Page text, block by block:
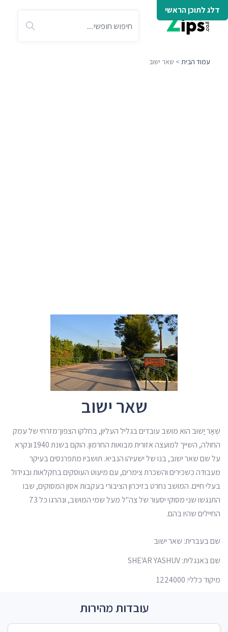
דלג לתוכן הראשי
עמוד הבית > שאר ישוב
שאר ישוב
שְׁאָר יָשׁוּב הוא מושב עובדים בגליל העליון, בחלקו הצפון־מזרחי של עמק
החולה, השייך למועצה אזורית מבואות החרמון. הוקם בשנת 1940 ונקרא
על שם שאר ישוב, בנו של ישעיהו הנביא. תושביו מתפרנסים בעיקר
מעבודה כשכירים והשכרת צימרים, עם מיעוט העוסקים בחקלאות ובגידול
בעלי חיים. המושב נחרט בזיכרון הציבורי בעקבות אסון המסוקים, שבו
התנגשו שני מסוקי יסעור של צה"ל מעל שמי המושב, ונהרגו כל 73
החיילים שהיו בהם.
שם בעברית: שאר ישוב
שם באנגלית: SHE'AR YASHUV
מיקוד כללי: 1224000
עובדות מהירות